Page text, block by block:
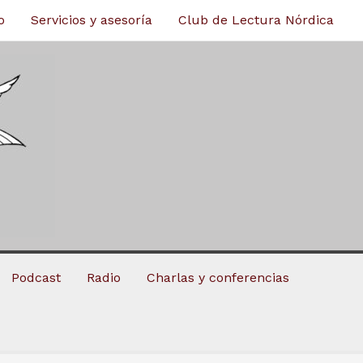
Servicios y asesoría Club de Lectura Nórdica
Podcast Radio Charlas y conferencias